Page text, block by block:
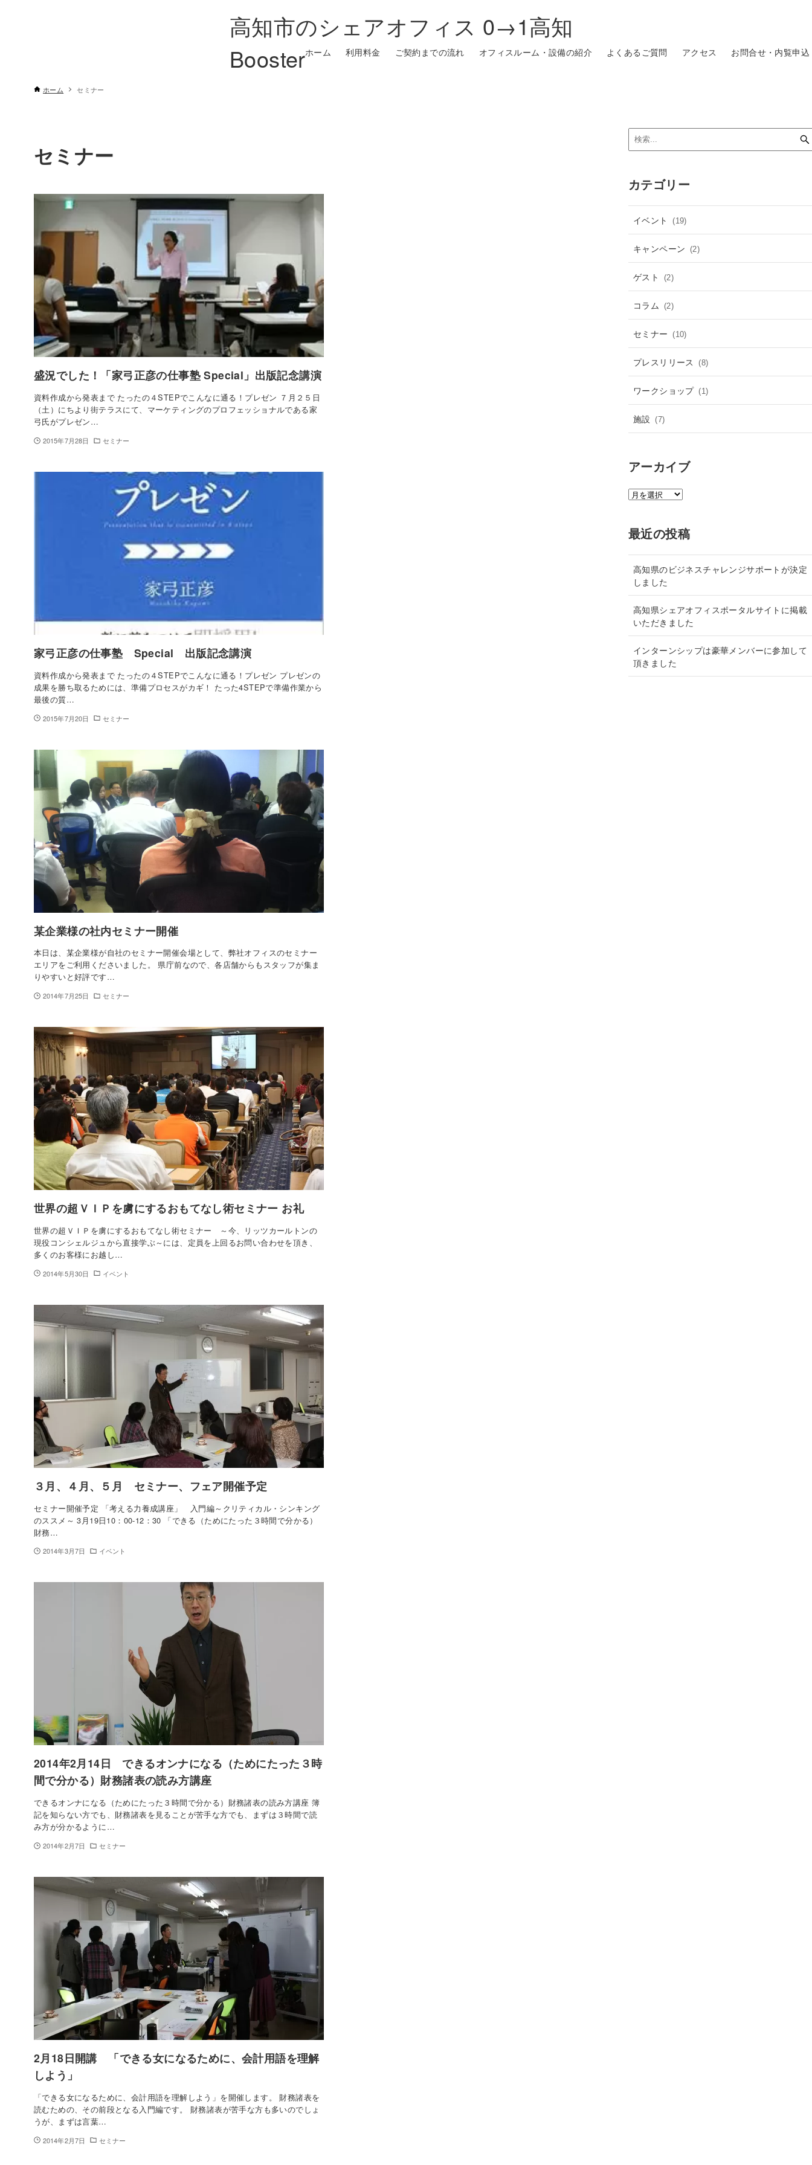
高知市のシェアオフィス 0→1高知
Boosterホーム 利用料金 ご契約までの流れ オフィスルーム・設備の紹介 よくあるご質問 アクセス お問合せ・内覧申込
ホーム セミナー
セミナー
盛況でした！「家弓正彦の仕事塾 Special」出版記念講演
資料作成から発表まで たったの４STEPでこんなに通る！プレゼン ７月２５日
（土）にちより街テラスにて、マーケティングのプロフェッショナルである家
弓氏がプレゼン…
2015年7月28日 セミナー
家弓正彦の仕事塾 Special 出版記念講演
資料作成から発表まで たったの４STEPでこんなに通る！プレゼン プレゼンの
成果を勝ち取るためには、準備プロセスがカギ！ たった4STEPで準備作業から
最後の質…
2015年7月20日 セミナー
某企業様の社内セミナー開催
本日は、某企業様が自社のセミナー開催会場として、弊社オフィスのセミナー
エリアをご利用くださいました。 県庁前なので、各店舗からもスタッフが集ま
りやすいと好評です…
2014年7月25日 セミナー
世界の超ＶＩＰを虜にするおもてなし術セミナー お礼
世界の超ＶＩＰを虜にするおもてなし術セミナー ～今、リッツカールトンの
現役コンシェルジュから直接学ぶ～には、定員を上回るお問い合わせを頂き、
多くのお客様にお越し…
2014年5月30日 イベント
３月、４月、５月 セミナー、フェア開催予定
セミナー開催予定 「考える力養成講座」 入門編～クリティカル・シンキング
のススメ～ 3月19日10：00-12：30 「できる（ためにたった３時間で分かる）
財務…
2014年3月7日 イベント
2014年2月14日 できるオンナになる（ためにたった３時
間で分かる）財務諸表の読み方講座
できるオンナになる（ためにたった３時間で分かる）財務諸表の読み方講座 簿
記を知らない方でも、財務諸表を見ることが苦手な方でも、まずは３時間で読
み方が分かるように…
2014年2月7日 セミナー
2月18日開講 「できる女になるために、会計用語を理解
しよう」
「できる女になるために、会計用語を理解しよう」を開催します。 財務諸表を
読むための、その前段となる入門編です。 財務諸表が苦手な方も多いのでしょ
うが、まずは言葉…
2014年2月7日 セミナー
カテゴリー
イベント (19)
キャンペーン (2)
ゲスト (2)
コラム (2)
セミナー (10)
プレスリリース (8)
ワークショップ (1)
施設 (7)
アーカイブ
ア
イ
ブ
最近の投稿
高知県のビジネスチャレンジサポートが決定
しました
高知県シェアオフィスポータルサイトに掲載
いただきました
インターンシップは豪華メンバーに参加して
頂きました